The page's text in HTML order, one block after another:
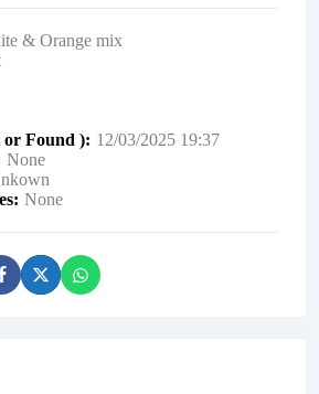
& Orange mix
or Found )
12/03/2025 19:37
None
None